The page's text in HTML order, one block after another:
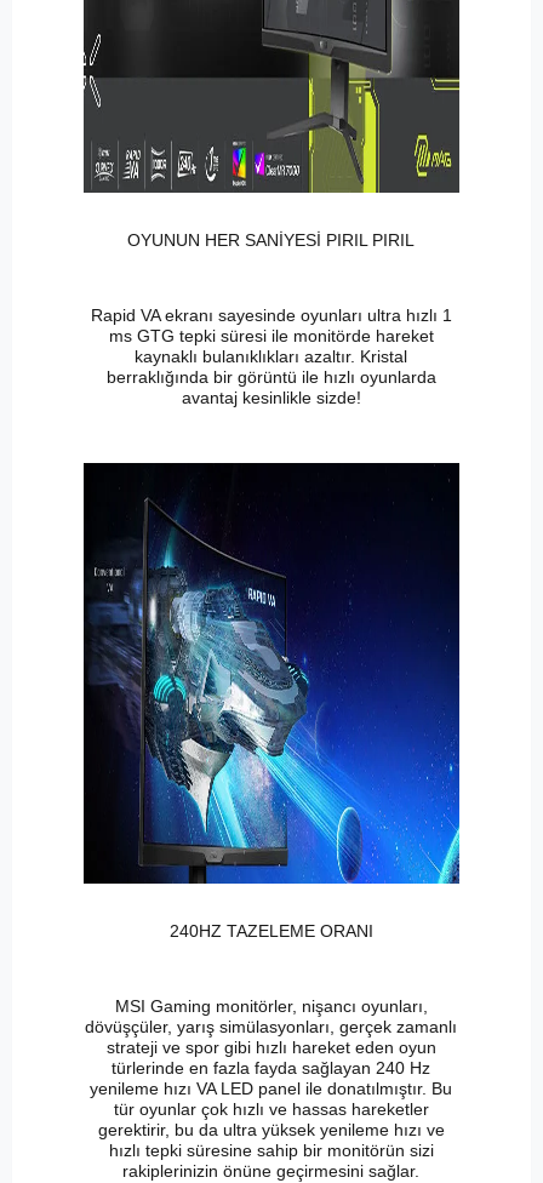
OYUNUN HER SANİYESİ PIRIL PIRIL
Rapid VA ekranı sayesinde oyunları ultra hızlı 1
ms GTG tepki süresi ile monitörde hareket
kaynaklı bulanıklıkları azaltır. Kristal
berraklığında bir görüntü ile hızlı oyunlarda
avantaj kesinlikle sizde!
240HZ TAZELEME ORANI
MSI Gaming monitörler, nişancı oyunları,
dövüşçüler, yarış simülasyonları, gerçek zamanlı
strateji ve spor gibi hızlı hareket eden oyun
türlerinde en fazla fayda sağlayan 240 Hz
yenileme hızı VA LED panel ile donatılmıştır. Bu
tür oyunlar çok hızlı ve hassas hareketler
gerektirir, bu da ultra yüksek yenileme hızı ve
hızlı tepki süresine sahip bir monitörün sizi
rakiplerinizin önüne geçirmesini sağlar.